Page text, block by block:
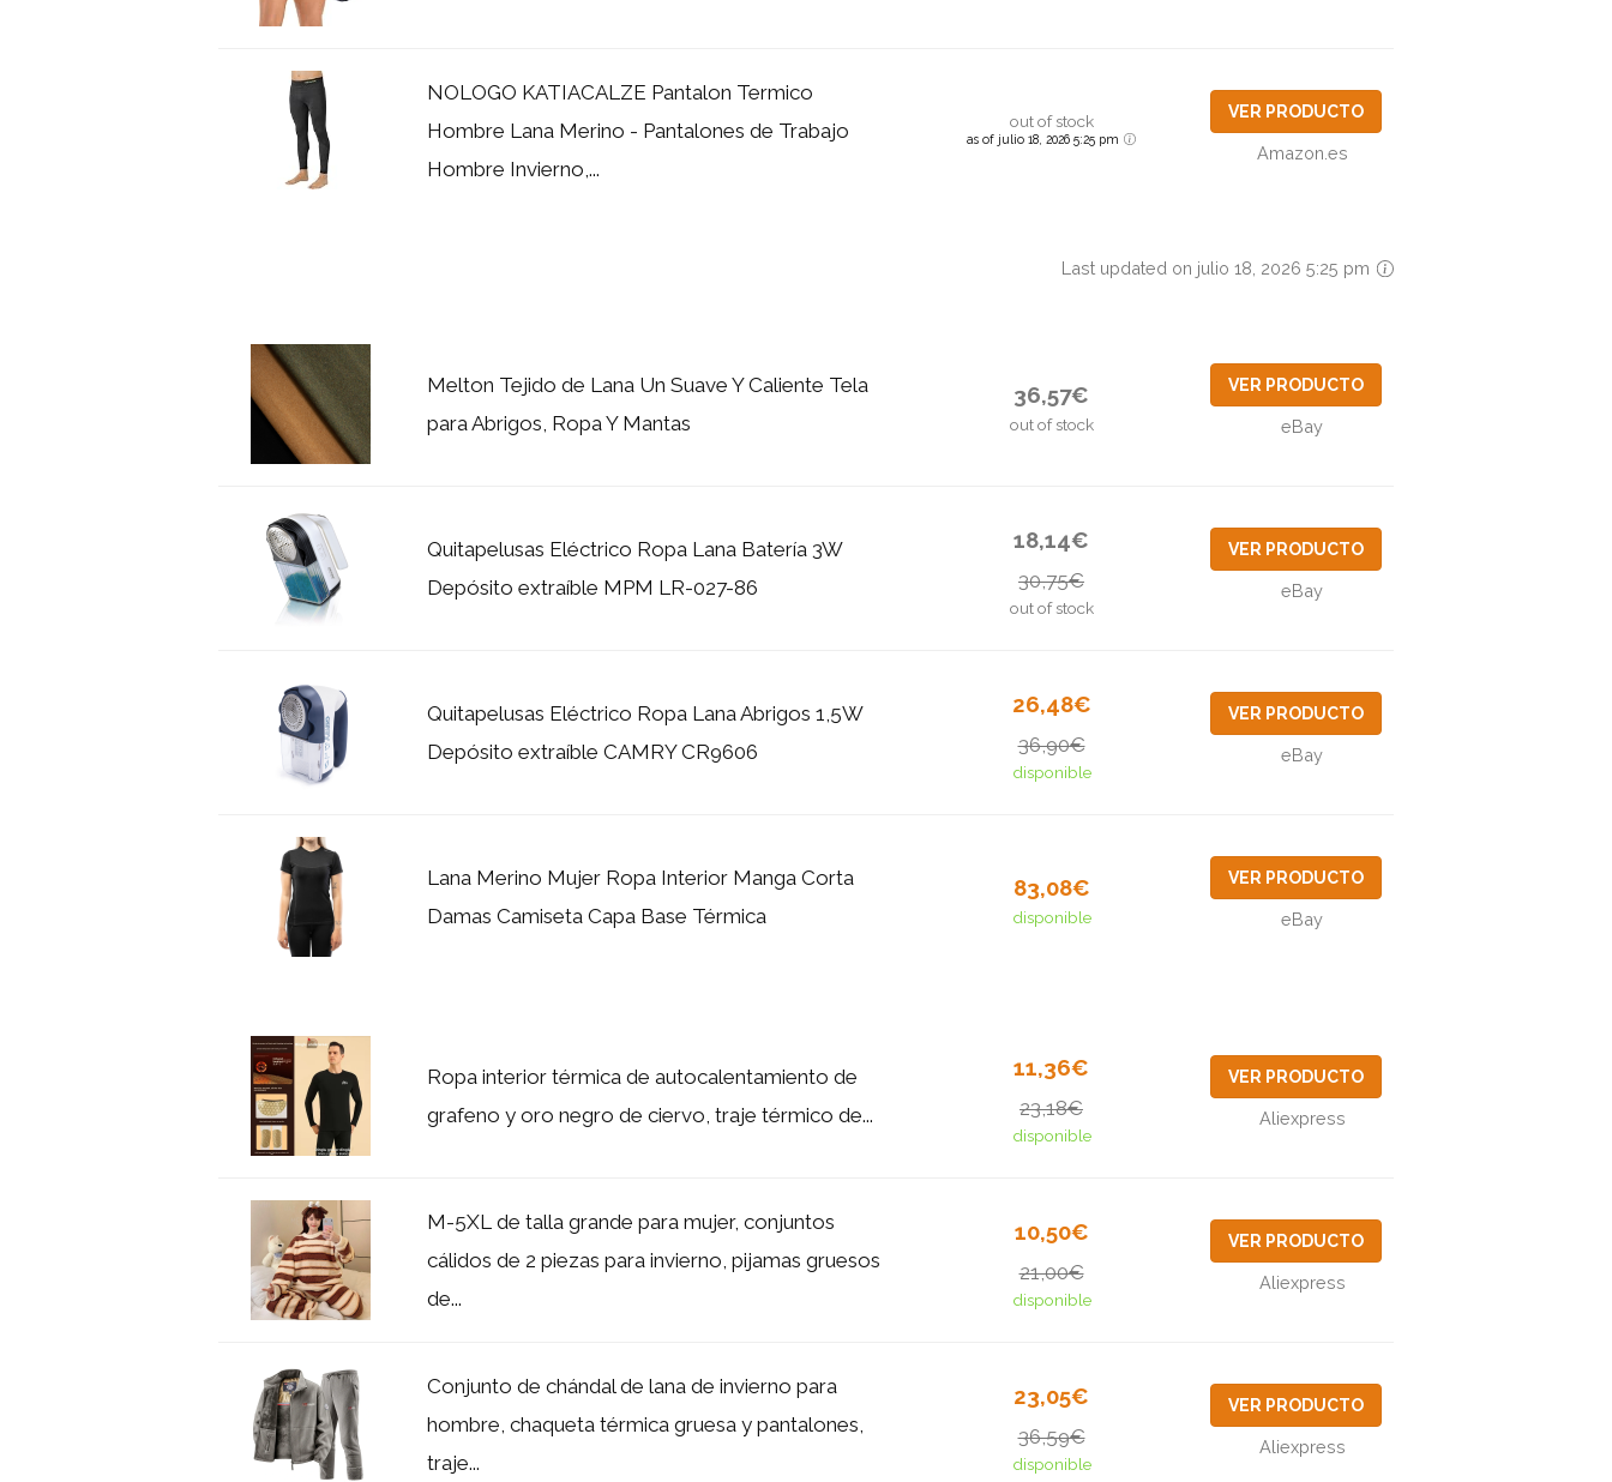
NOLOGO KATIACALZE Pantalon Termico
Hombre Lana Merino - Pantalones de Trabajo
Hombre Invierno,...
out of stock
as of julio 18, 2026 5:25 pm
VER PRODUCTO
Amazon.es
Last updated on julio 18, 2026 5:25 pm
Melton Tejido de Lana Un Suave Y Caliente Tela
para Abrigos, Ropa Y Mantas
36,57€
out of stock
VER PRODUCTO
eBay
Quitapelusas Eléctrico Ropa Lana Batería 3W
Depósito extraíble MPM LR-027-86
18,14€
30,75€
out of stock
VER PRODUCTO
eBay
Quitapelusas Eléctrico Ropa Lana Abrigos 1,5W
Depósito extraíble CAMRY CR9606
26,48€
36,90€
disponible
VER PRODUCTO
eBay
Lana Merino Mujer Ropa Interior Manga Corta
Damas Camiseta Capa Base Térmica
83,08€
disponible
VER PRODUCTO
eBay
Ropa interior térmica de autocalentamiento de
grafeno y oro negro de ciervo, traje térmico de...
11,36€
23,18€
disponible
VER PRODUCTO
Aliexpress
M-5XL de talla grande para mujer, conjuntos
cálidos de 2 piezas para invierno, pijamas gruesos
de...
10,50€
21,00€
disponible
VER PRODUCTO
Aliexpress
Conjunto de chándal de lana de invierno para
hombre, chaqueta térmica gruesa y pantalones,
traje...
23,05€
36,59€
disponible
VER PRODUCTO
Aliexpress